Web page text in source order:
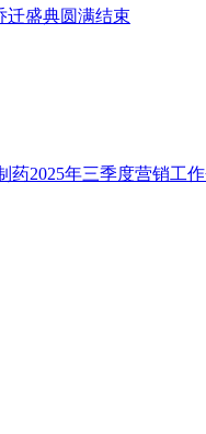
迁盛典圆满结束
药2025年三季度营销工